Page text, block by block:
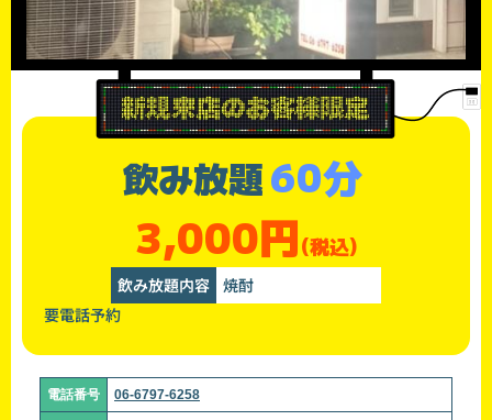
飲み放題60分
3,000円(税込)
飲み放題内容 焼酎
要電話予約
電話番号 06-6797-6258